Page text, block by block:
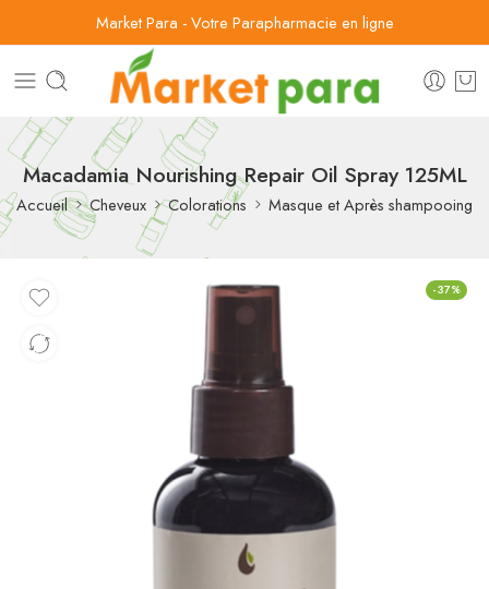
Market Para - Votre Parapharmacie en ligne
Macadamia Nourishing Repair Oil Spray 125ML
Accueil Cheveux Colorations Masque et Après shampooing
-37%